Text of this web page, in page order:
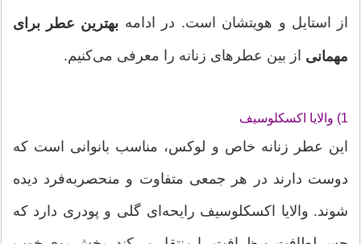
از استایل و هویتشان است. در ادامه بهترین عطر برای
مهمانی از بین عطرهای زنانه را معرفی می‌کنیم‌.
1) والایا اکسکلوسیف
این عطر زنانه خاص و لوکس، مناسب بانوانی است که
دوست دارند در هر جمعی متفاوت و منحصر‌به‌فرد دیده
شوند. والایا اکسکلوسیف رایحه‌ای گلی و پودری دارد که